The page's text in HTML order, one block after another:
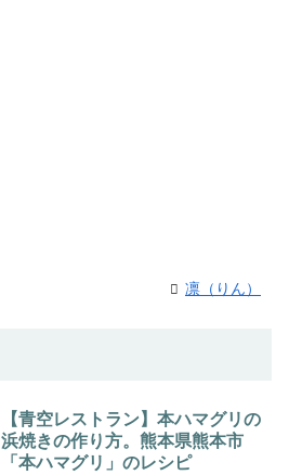
凛（りん）
【青空レストラン】本ハマグリの
浜焼きの作り方。熊本県熊本市
「本ハマグリ」のレシピ